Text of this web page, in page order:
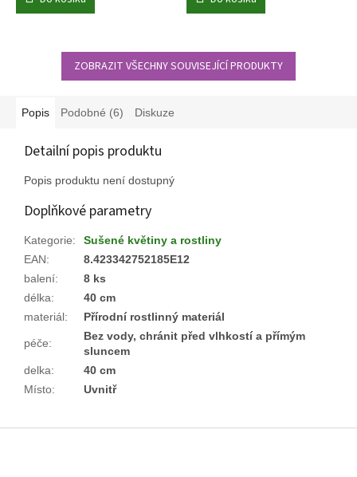
ZOBRAZIT VŠECHNY SOUVISEJÍCÍ PRODUKTY
Popis Podobné (6) Diskuze
Detailní popis produktu
Popis produktu není dostupný
Doplňkové parametry
Kategorie:
Sušené květiny a rostliny
EAN:
8.423342752185E12
balení:
8 ks
délka:
40 cm
materiál: Přírodní rostlinný materiál
péče:
Bez vody, chránit před vlhkostí a přímým
sluncem
delka:
40 cm
Místo: Uvnitř
Z